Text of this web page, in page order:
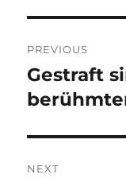
PREVIOUS
Previous
post:
Gestraft
NEXT